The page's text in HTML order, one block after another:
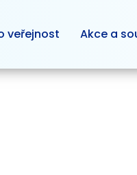
veřejnost Akce a